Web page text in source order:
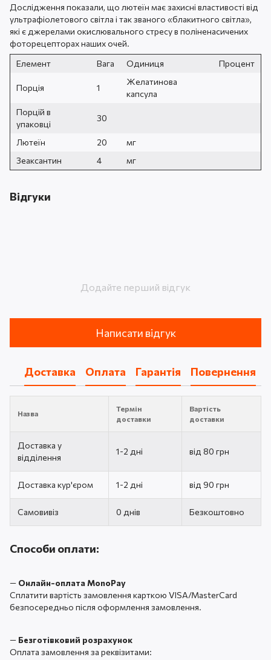
Дослідження показали, що лютеїн має захисні властивості від
ультрафіолетового світла і так званого «блакитного світла»,
які є джерелами окислювального стресу в поліненасичених
фоторецепторах наших очей.
Елемент
Вага Одиниця Процент
Порція 1
Желатинова
капсула
Порцій в
упаковці
30
Лютеїн 20
мг
Зеаксантин
4 мг
Відгуки
Додайте перший відгук
Написати відгук
Доставка Оплата Гарантія Повернення
Назва
Термін
доставки
Вартість
доставки
Доставка у
відділення
1-2 дні від 80 грн
Доставка кур'єром 1-2 дні від 90 грн
Самовивіз 0 днів Безкоштовно
Способи оплати:
— Онлайн-оплата MonoPay
Сплатити вартість замовлення карткою VISA/MasterCard
безпосередньо після оформлення замовлення.
— Безготівковий розрахунок
Оплата замовлення за реквізитами: